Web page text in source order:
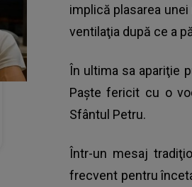
implică plasarea
ventilaţia după ce a
În ultima sa apariţie
Paşte fericit cu o
Sfântul Petru.
Într-un mesaj
frecvent pentru